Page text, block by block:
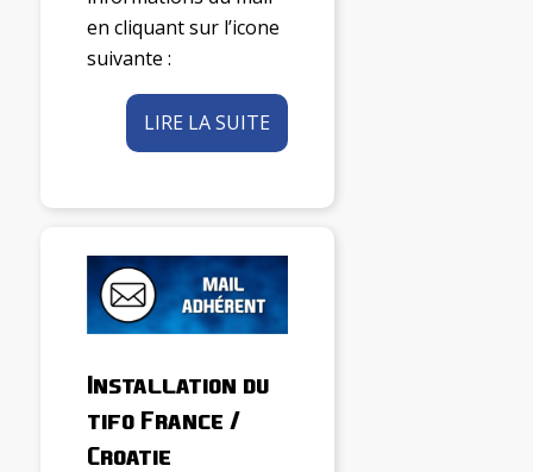
en cliquant sur l’icone
suivante :
LIRE LA SUITE
Installation du
tifo France /
Croatie